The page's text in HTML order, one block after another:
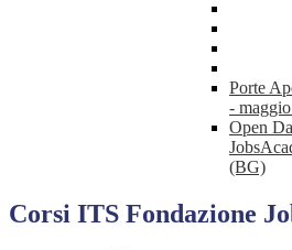
Porte
-
Open
(BG)
Corsi ITS Fondazione